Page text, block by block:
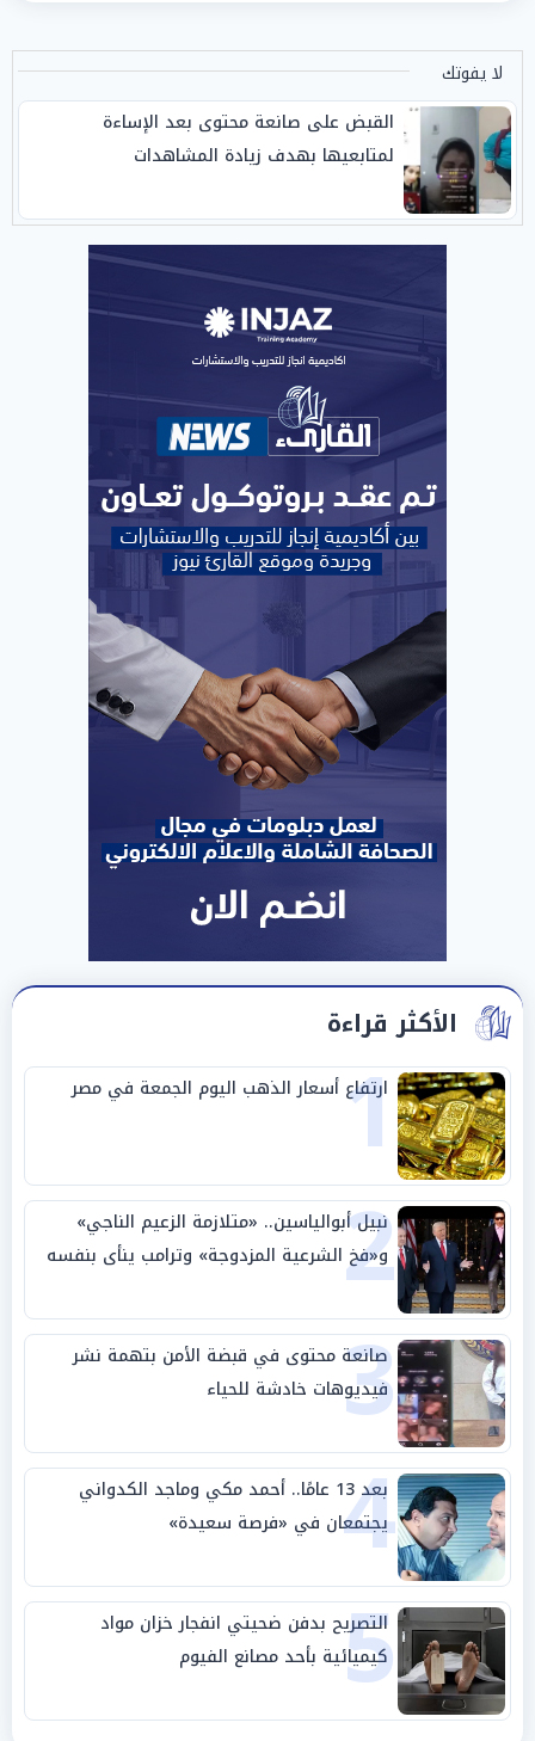
لا يفوتك
القبض على صانعة محتوى بعد الإساءة
لمتابعيها بهدف زيادة المشاهدات
الأكثر قراءة
1
ارتفاع أسعار الذهب اليوم الجمعة في مصر
2
نبيل أبوالياسين.. «متلازمة الزعيم الناجي»
و«فخ الشرعية المزدوجة» وترامب ينأى بنفسه
وحليفه في «ميتم استراتيجي»
3
صانعة محتوى في قبضة الأمن بتهمة نشر
فيديوهات خادشة للحياء
4 بعد 13 عامًا.. أحمد مكي وماجد الكدواني
يجتمعان في «فرصة سعيدة»
5
التصريح بدفن ضحيتي انفجار خزان مواد
كيميائية بأحد مصانع الفيوم